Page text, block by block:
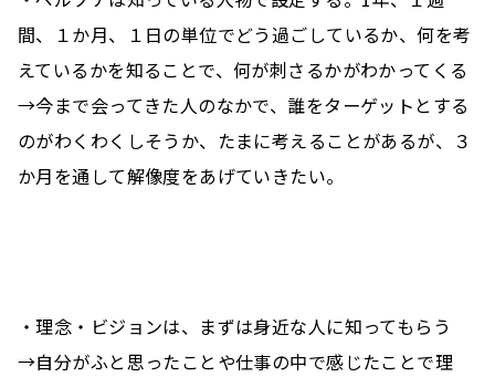
間、１か月、１日の単位でどう過ごしているか、何を考
えているかを知ることで、何が刺さるかがわかってくる
→今まで会ってきた人のなかで、誰をターゲットとする
のがわくわくしそうか、たまに考えることがあるが、３
か月を通して解像度をあげていきたい。
・理念・ビジョンは、まずは身近な人に知ってもらう
→自分がふと思ったことや仕事の中で感じたことで理